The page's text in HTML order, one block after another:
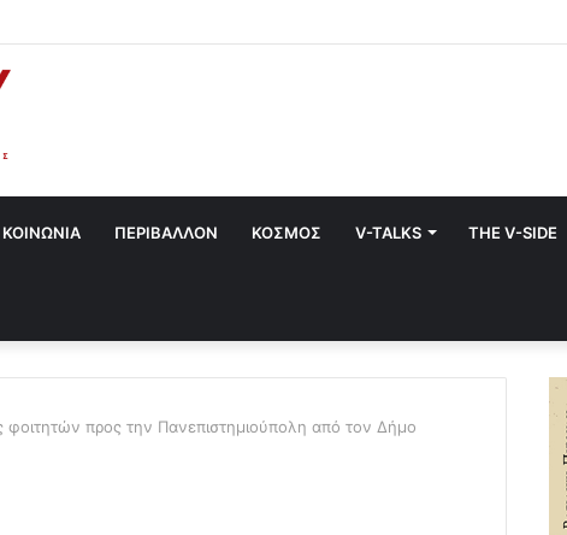
ΚΟΙΝΩΝΙΑ ΠΕΡΙΒΑΛΛΟΝ ΚΟΣΜΟΣ V-TALKS THE V-SIDE
προς την Πανεπιστημιούπολη από τον Δήμο